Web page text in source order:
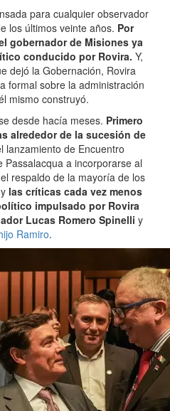
para cualquier observador
los últimos veinte años. Por
gobernador de Misiones ya
conducido por Rovira. Y,
dejó la Gobernación, Rovira
formal sobre la administración
mismo construyó.
desde hacía meses. Primero
alrededor de la sucesión de
lanzamiento de Encuentro
Passalacqua a incorporarse al
respaldo de la mayoría de los
las críticas cada vez menos
impulsado por Rovira
Lucas Romero Spinelli y
Ramiro.